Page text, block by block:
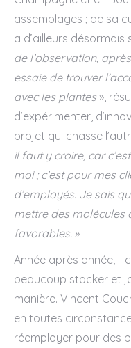
assemblages ; de sa
a d’ailleurs
de l’observation,
essaie de trouver
avec les plantes »,
d’expérimenter,
projet qui chasse
il faut y croire, car
moi ; c’est pour mes
d’employés. Je sais
mettre des molécules
favorables. »
Année après année, il
beaucoup stocker et
manière. Vincent
en toutes
réemployer pour des